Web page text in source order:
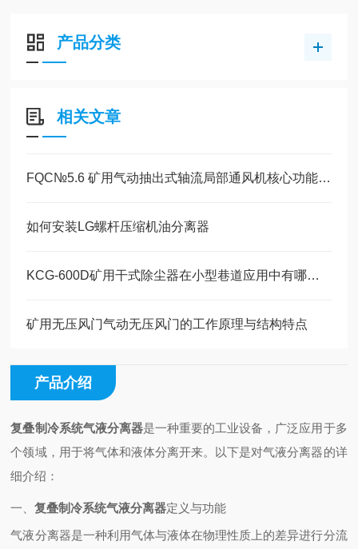
产品分类
相关文章
FQC№5.6 矿用气动抽出式轴流局部通风机核心功能作用
如何安装LG螺杆压缩机油分离器
KCG-600D矿用干式除尘器在小型巷道应用中有哪些独特优势？
矿用无压风门气动无压风门的工作原理与结构特点
产品介绍
复叠制冷系统气液分离器是一种重要的工业设备，广泛应用于多
个领域，用于将气体和液体分离开来。以下是对气液分离器的详
细介绍：
一、复叠制冷系统气液分离器定义与功能
气液分离器是一种利用气体与液体在物理性质上的差异进行分流